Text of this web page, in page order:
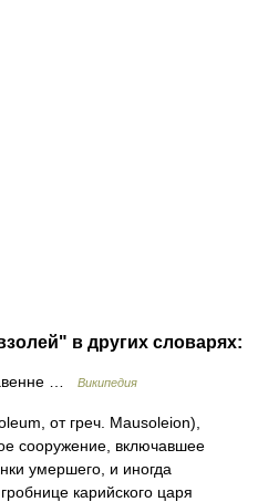
в других словарях:
… Википедия
от греч. Mausoleion),
сооружение, включавшее
умершего, и иногда
карийского царя